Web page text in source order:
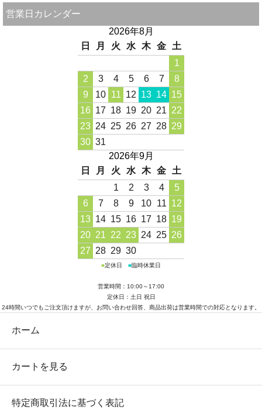
営業日カレンダー
2026年8月
日
月 火 水 木 金
土
1
2
3 4 5 6 7
8
9
10 11 12 13 14 15
16 17 18 19 20 21 22
23 24 25 26 27 28 29
30 31
2026年9月
日
月 火 水 木 金
土
1
2 3 4
5
6
7 8 9 10 11 12
13 14 15 16 17 18 19
20 21 22 23 24 25 26
27 28 29 30
■定休日 ■臨時休業日
営業時間：10:00～17:00
定休日：土日 祝日
24時間いつでもご注文頂けますが、お問い合わせ回答、商品出荷は営業時間での対応となります。
ホーム
カートを見る
特定商取引法に基づく表記